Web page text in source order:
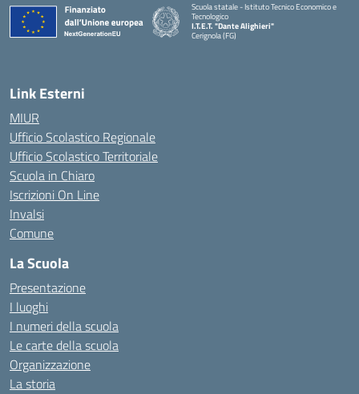
Scuola statale - Istituto Tecnico Economico e
Tecnologico
I.T.E.T. "Dante Alighieri"
Cerignola (FG)
— Visita la pagina iniziale della scuola
Link Esterni
MIUR
Ufficio Scolastico Regionale
Ufficio Scolastico Territoriale
Scuola in Chiaro
Iscrizioni On Line
Invalsi
Comune
La Scuola
Presentazione
I luoghi
I numeri della scuola
Le carte della scuola
Organizzazione
La storia